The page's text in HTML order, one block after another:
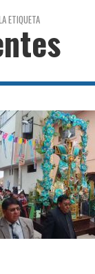
ETIQUETA